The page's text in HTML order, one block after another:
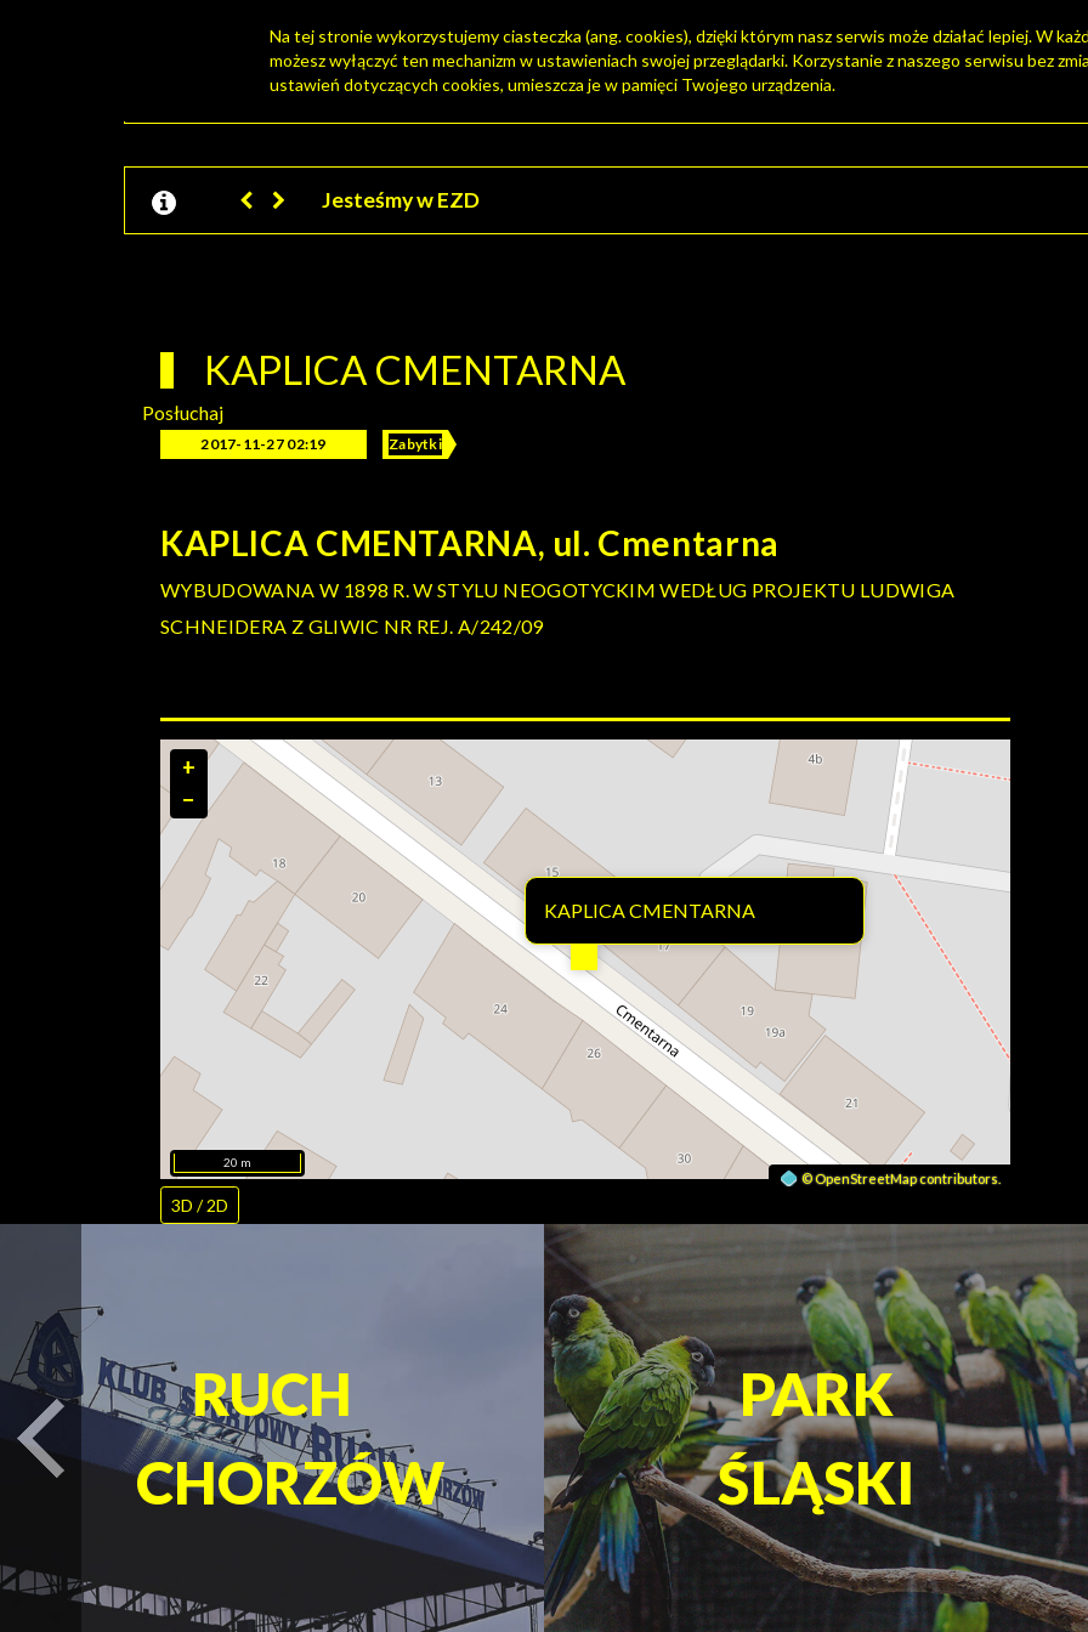
PORTAL TURYSTY
Jesteśmy w EZD
KAPLICA CMENTARNA
Posłuchaj
2017-11-27 02:19 Zabytki
KAPLICA CMENTARNA, ul. Cmentarna
WYBUDOWANA W 1898 R. W STYLU NEOGOTYCKIM WEDŁUG PROJEKTU LUDWIGA
SCHNEIDERA Z GLIWIC NR REJ. A/242/09
KAPLICA CMENTARNA
+
−
©OpenStreetMapcontributors.
20 m
3D / 2D
RUCH
CHORZÓW
PARK
ŚLĄSKI
PARK
ŚLĄSKI
turysta.Previous
Na tej stronie wykorzystujemy ciasteczka (ang. cookies), dzięki którym nasz serwis może działać lepiej. W
możesz wyłączyć ten mechanizm w ustawieniach swojej przeglądarki. Korzystanie z naszego serwisu bez
ustawień dotyczących cookies, umieszcza je w pamięci Twojego urządzenia.